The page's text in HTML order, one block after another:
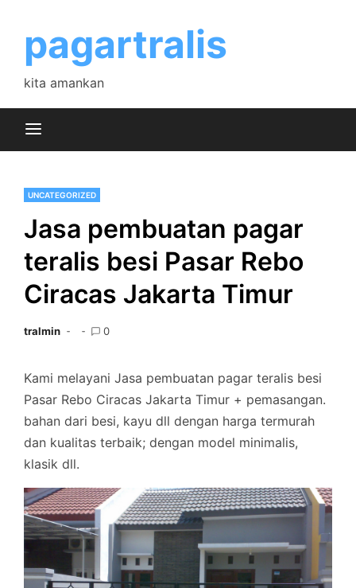
contentpagartralis
kita amankan
UNCATEGORIZED
Jasa pembuatan pagar
teralis besi Pasar Rebo
Ciracas Jakarta Timur
tralmin 0
Kami melayani Jasa pembuatan pagar teralis besi
Pasar Rebo Ciracas Jakarta Timur + pemasangan.
bahan dari besi, kayu dll dengan harga termurah
dan kualitas terbaik; dengan model minimalis,
klasik dll.